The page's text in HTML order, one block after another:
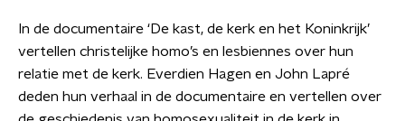
In de documentaire ‘De kast, de kerk en het Koninkrijk’
vertellen christelijke homo’s en lesbiennes over hun
relatie met de kerk. Everdien Hagen en John Lapré
deden hun verhaal in de documentaire en vertellen over